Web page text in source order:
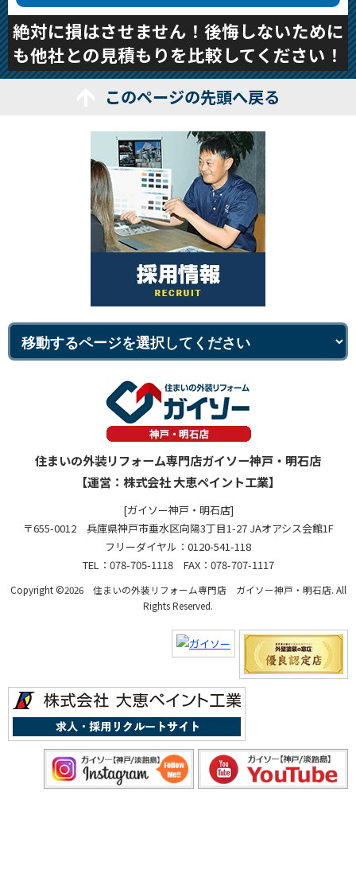
絶対に損はさせません！後悔しないために
も他社との見積もりを比較してください！
このページの先頭へ戻る
住まいの外装リフォーム専門店ガイソー神戸・明石店
【運営：株式会社 大恵ペイント工業】
[ガイソー神戸・明石店]
〒655-0012 兵庫県神戸市垂水区向陽3丁目1-27 JAオアシス会館1F
フリーダイヤル：0120-541-118
TEL：078-705-1118 FAX：078-707-1117
Copyright ©2026 住まいの外装リフォーム専門店 ガイソー神戸・明石店. All
Rights Reserved.